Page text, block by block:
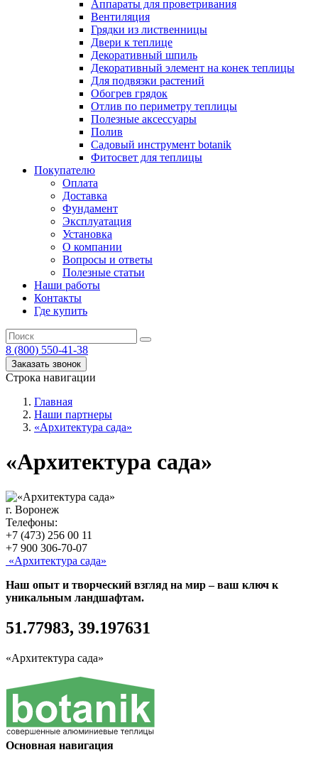
Аппараты для проветривания
Вентиляция
Грядки из лиственницы
Двери к теплице
Декоративный шпиль
Декоративный элемент на конек теплицы
Для подвязки растений
Обогрев грядок
Отлив по периметру теплицы
Полезные аксессуары
Полив
Садовый инструмент botanik
Фитосвет для теплицы
Покупателю
Оплата
Доставка
Фундамент
Эксплуатация
Установка
О компании
Вопросы и ответы
Полезные статьи
Наши работы
Контакты
Где купить
8 (800) 550-41-38
Заказать звонок
Строка навигации
Главная
Наши партнеры
«Архитектура сада»
«Архитектура сада»
г. Воронеж
Телефоны:
+7 (473) 256 00 11
+7 900 306-70-07
«Архитектура сада»
Наш опыт и творческий взгляд на мир – ваш ключ к
уникальным ландшафтам.
51.77983, 39.197631
«Архитектура сада»
Основная навигация